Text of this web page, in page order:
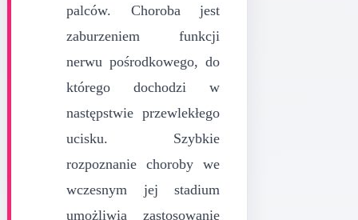
palców. Choroba jest
zaburzeniem funkcji
nerwu pośrodkowego, do
którego dochodzi w
następstwie przewlekłego
ucisku. Szybkie
rozpoznanie choroby we
wczesnym jej stadium
umożliwia zastosowanie